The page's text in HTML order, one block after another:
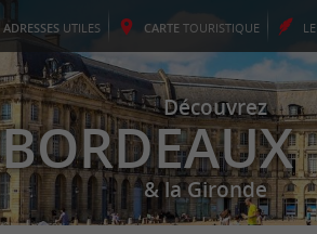
ADRESSES UTILES CARTE TOURISTIQUE LE
Découvrez
BORDEAUX
& la Gironde